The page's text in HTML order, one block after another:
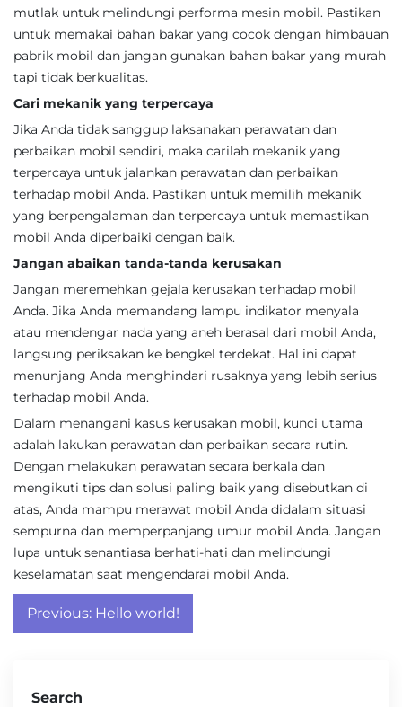
mutlak untuk melindungi performa mesin mobil. Pastikan
untuk memakai bahan bakar yang cocok dengan himbauan
pabrik mobil dan jangan gunakan bahan bakar yang murah
tapi tidak berkualitas.
Cari mekanik yang terpercaya
Jika Anda tidak sanggup laksanakan perawatan dan
perbaikan mobil sendiri, maka carilah mekanik yang
terpercaya untuk jalankan perawatan dan perbaikan
terhadap mobil Anda. Pastikan untuk memilih mekanik
yang berpengalaman dan terpercaya untuk memastikan
mobil Anda diperbaiki dengan baik.
Jangan abaikan tanda-tanda kerusakan
Jangan meremehkan gejala kerusakan terhadap mobil
Anda. Jika Anda memandang lampu indikator menyala
atau mendengar nada yang aneh berasal dari mobil Anda,
langsung periksakan ke bengkel terdekat. Hal ini dapat
menunjang Anda menghindari rusaknya yang lebih serius
terhadap mobil Anda.
Dalam menangani kasus kerusakan mobil, kunci utama
adalah lakukan perawatan dan perbaikan secara rutin.
Dengan melakukan perawatan secara berkala dan
mengikuti tips dan solusi paling baik yang disebutkan di
atas, Anda mampu merawat mobil Anda didalam situasi
sempurna dan memperpanjang umur mobil Anda. Jangan
lupa untuk senantiasa berhati-hati dan melindungi
keselamatan saat mengendarai mobil Anda.
Post
navigation
Previous: Hello world!
Search